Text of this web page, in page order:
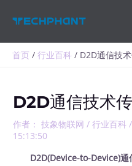
首页 行业百科 D2D通信技
D2D通信技术
作者： 技象物联网/行业百科 /
15:13:50
D2D(Device-to-Device)通